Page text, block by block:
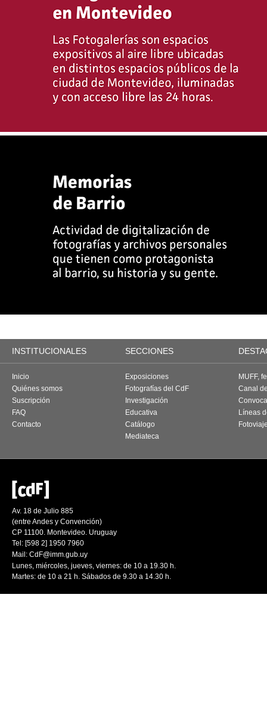
INSTITUCIONALES SECCIONES
Inicio
Quiénes somos
Suscripción
FAQ
Contacto
Exposiciones
Fotografías del CdF
Investigación
Educativa
Catálogo
Mediateca
MUFF,
Canal
Líneas
Av. 18 de Julio 885
(entre Andes y Convención)
CP 11100. Montevideo. Uruguay
Tel: [598 2] 1950 7960
Mail: CdF@imm.gub.uy
Lunes, miércoles, jueves, viernes: de 10 a 19.30 h.
Martes: de 10 a 21 h. Sábados de 9.30 a 14.30 h.